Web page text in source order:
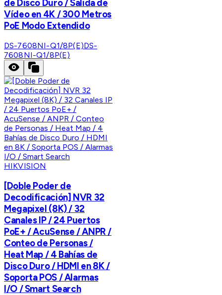
de Disco Duro / Salida de
Vídeo en 4K / 300 Metros
PoE Modo Extendido
DS-7608NI-Q1/8P(E)DS-
7608NI-Q1/8P(E)
HIKVISION
[Doble Poder de
Decodificación] NVR 32
Megapixel (8K) / 32
Canales IP / 24 Puertos
PoE+ / AcuSense / ANPR /
Conteo de Personas /
Heat Map / 4 Bahías de
Disco Duro / HDMI en 8K /
Soporta POS / Alarmas
I/O / Smart Search